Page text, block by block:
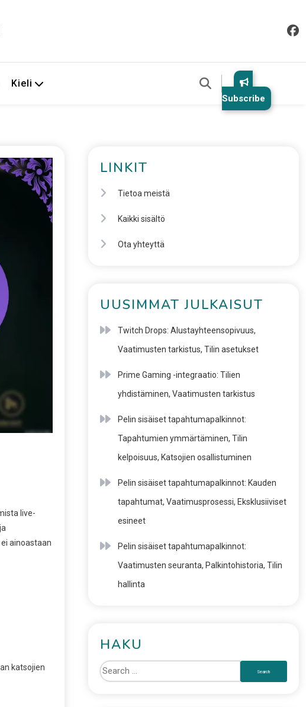
Kieli
Subscribe
live-
ainoastaan
katsojien
LINKIT
Tietoa meistä
Kaikki sisältö
Ota yhteyttä
UUSIMMAT JULKAISUT
Twitch Drops: Alustayhteensopivuus,
Vaatimusten tarkistus, Tilin asetukset
Prime Gaming -integraatio: Tilien
yhdistäminen, Vaatimusten tarkistus
Pelin sisäiset tapahtumapalkinnot:
Tapahtumien ymmärtäminen, Tilin
kelpoisuus, Katsojien osallistuminen
Pelin sisäiset tapahtumapalkinnot: Kauden
tapahtumat, Vaatimusprosessi, Eksklusiiviset
esineet
Pelin sisäiset tapahtumapalkinnot:
Vaatimusten seuranta, Palkintohistoria, Tilin
hallinta
HAKU